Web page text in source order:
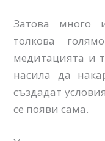
Затова много
толкова
медитацията и
насила да
създадат
се появи сама.